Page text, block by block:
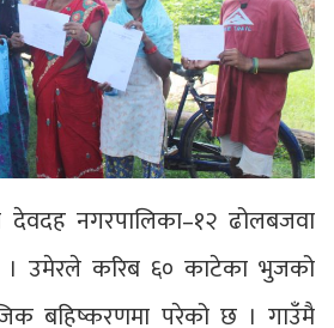
देवदह नगरपालिका–१२ ढोलबजवा
। उमेरले करिब ६० काटेका भुजको
बहिष्करणमा परेको छ । गाउँमै